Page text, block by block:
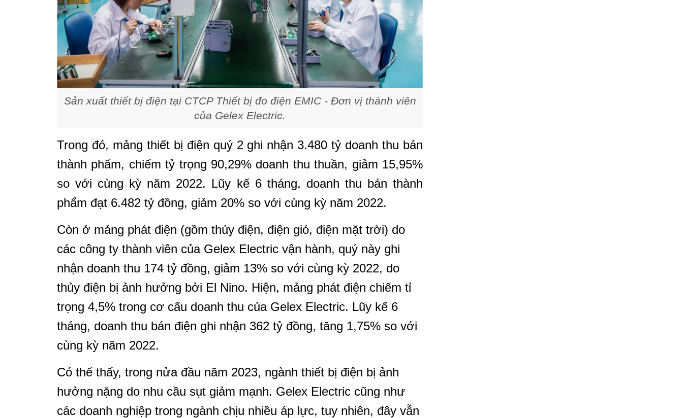
Sản xuất thiết bị điện tại CTCP Thiết bị đo điện EMIC - Đơn vị thành viên
của Gelex Electric.
Trong đó, mảng thiết bị điện quý 2 ghi nhận 3.480 tỷ doanh thu bán
thành phẩm, chiếm tỷ trọng 90,29% doanh thu thuần, giảm 15,95%
so với cùng kỳ năm 2022. Lũy kế 6 tháng, doanh thu bán thành
phẩm đạt 6.482 tỷ đồng, giảm 20% so với cùng kỳ năm 2022.
Còn ở mảng phát điện (gồm thủy điện, điện gió, điện mặt trời) do
các công ty thành viên của Gelex Electric vận hành, quý này ghi
nhận doanh thu 174 tỷ đồng, giảm 13% so với cùng kỳ 2022, do
thủy điện bị ảnh hưởng bởi El Nino. Hiện, mảng phát điện chiếm tỉ
trọng 4,5% trong cơ cấu doanh thu của Gelex Electric. Lũy kế 6
tháng, doanh thu bán điện ghi nhận 362 tỷ đồng, tăng 1,75% so với
cùng kỳ năm 2022.
Có thể thấy, trong nửa đầu năm 2023, ngành thiết bị điện bị ảnh
hưởng nặng do nhu cầu sụt giảm mạnh. Gelex Electric cũng như
các doanh nghiệp trong ngành chịu nhiều áp lực, tuy nhiên, đây vẫn